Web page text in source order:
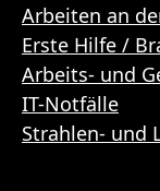
Arbeiten an
Erste Hilfe /
Arbeits- und
IT-Notfälle
Strahlen- und